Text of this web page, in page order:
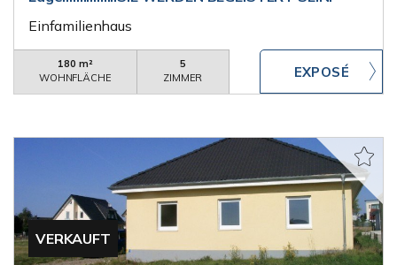
Einfamilienhaus
180 m²
WOHNFLÄCHE
5
ZIMMER
VERKAUFT